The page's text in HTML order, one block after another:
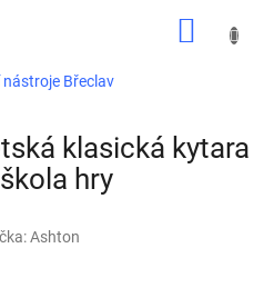
nástroje Břeclav
klasická kytara
hry
Ashton